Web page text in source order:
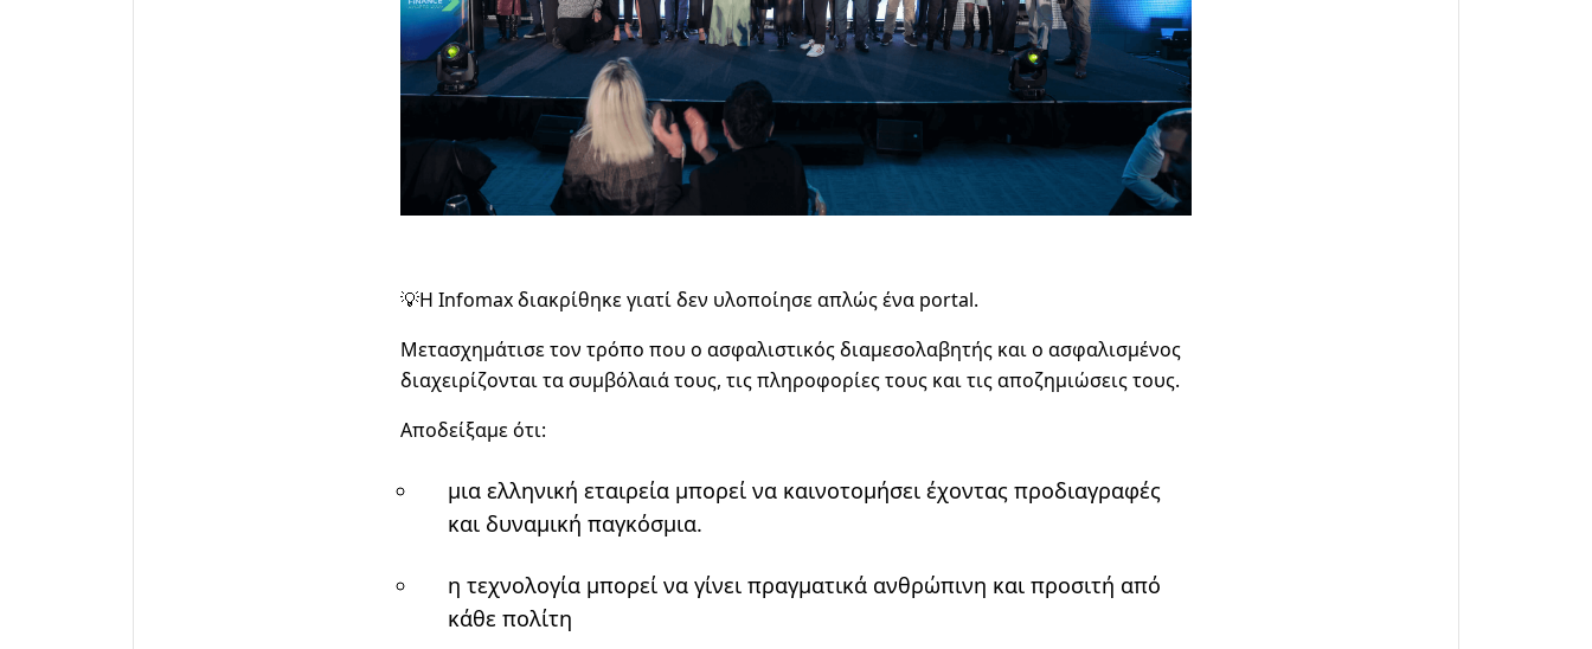
💡Η Infomax διακρίθηκε γιατί δεν υλοποίησε απλώς ένα portal.
Μετασχημάτισε τον τρόπο που ο ασφαλιστικός διαμεσολαβητής και ο ασφαλισμένος
διαχειρίζονται τα συμβόλαιά τους, τις πληροφορίες τους και τις αποζημιώσεις τους.
Αποδείξαμε ότι:
μια ελληνική εταιρεία μπορεί να καινοτομήσει έχοντας προδιαγραφές
και δυναμική παγκόσμια.
η τεχνολογία μπορεί να γίνει πραγματικά ανθρώπινη και προσιτή από
κάθε πολίτη